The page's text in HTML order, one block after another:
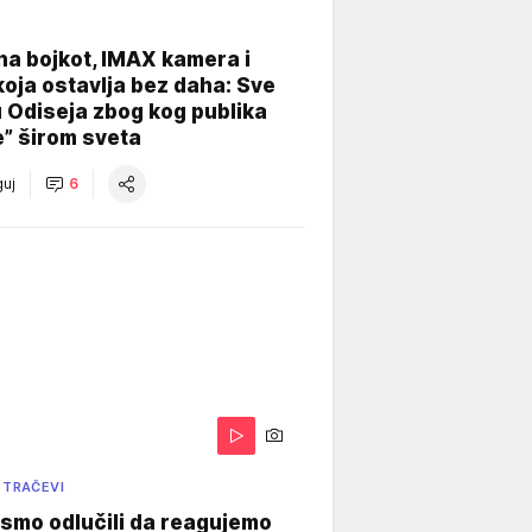
bojkot, IMAX kamera i
ostavlja bez daha: Sve
Odiseja zbog kog publika
širom sveta
6
odlučili da reagujemo